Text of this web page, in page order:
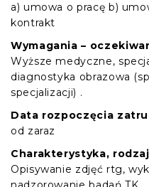
a) umowa o pracę b)
kontrakt
Wymagania –
Wyższe medyczne,
diagnostyka obrazowa
specjalizacji) .
Data rozpoczęcia
od zaraz
Charakterystyka,
Opisywanie zdjęć rtg,